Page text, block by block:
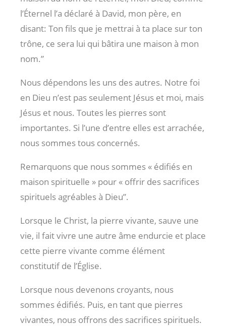
l’Éternel l’a déclaré à David, mon père, en
disant: Ton fils que je mettrai à ta place sur ton
trône, ce sera lui qui bâtira une maison à mon
nom.”
Nous dépendons les uns des autres. Notre foi
en Dieu n’est pas seulement Jésus et moi, mais
Jésus et nous. Toutes les pierres sont
importantes. Si l’une d’entre elles est arrachée,
nous sommes tous concernés.
Remarquons que nous sommes « édifiés en
maison spirituelle » pour « offrir des sacrifices
spirituels agréables à Dieu”.
Lorsque le Christ, la pierre vivante, sauve une
vie, il fait vivre une autre âme endurcie et place
cette pierre vivante comme élément
constitutif de l’Église.
Lorsque nous devenons croyants, nous
sommes édifiés. Puis, en tant que pierres
vivantes, nous offrons des sacrifices spirituels.